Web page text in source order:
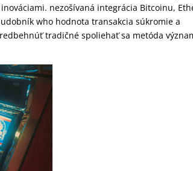
nezošívaná integrácia Bitcoinu,
who hodnota transakcia súkromie a
tradičné spoliehať sa metóda